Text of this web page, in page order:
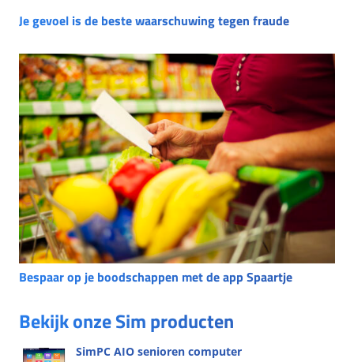
Je gevoel is de beste waarschuwing tegen fraude
Bespaar op je boodschappen met de app Spaartje
Bekijk onze Sim producten
SimPC AIO senioren computer